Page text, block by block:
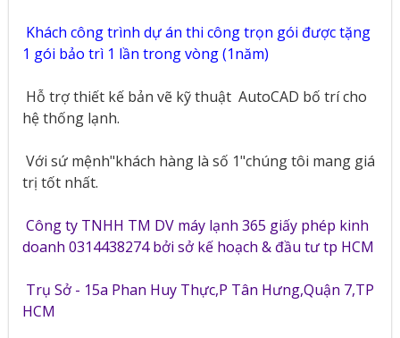
Khách công trình dự án thi công trọn gói được tặng
1 gói bảo trì 1 lần trong vòng (1năm)
Hỗ trợ thiết kế bản vẽ kỹ thuật AutoCAD bố trí cho
hệ thống lạnh.
Với sứ mệnh"khách hàng là số 1"chúng tôi mang giá
trị tốt nhất.
Công ty TNHH TM DV máy lạnh 365 giấy phép kinh
doanh 0314438274 bởi sở kế hoạch & đầu tư tp HCM
Trụ Sở - 15a Phan Huy Thực,P Tân Hưng,Quận 7,TP
HCM